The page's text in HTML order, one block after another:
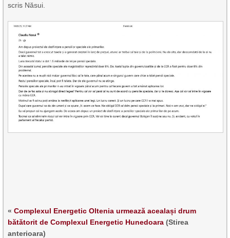
scris Năsui.
«Complexul Energetic Oltenia urmează acealași drum
bătătorit de Complexul Energetic Hunedoara (Stirea
anterioara)